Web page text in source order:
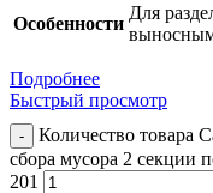
Особенности
Для
Подробнее
Быстрый просмотр
Количество товара
сбора мусора 2 секции
201